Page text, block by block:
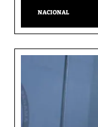
NACIONAL